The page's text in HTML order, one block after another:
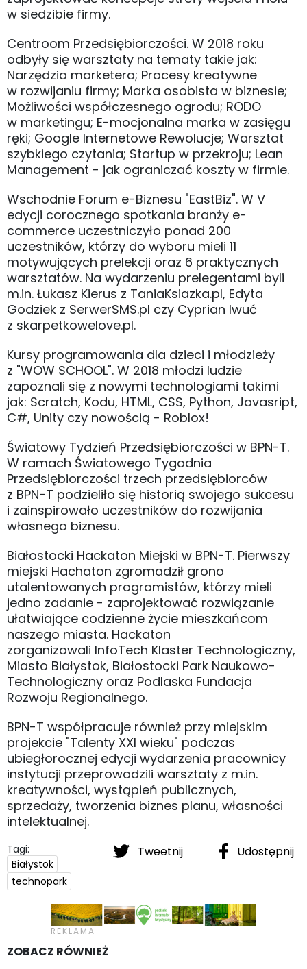
w siedzibie firmy.
Centroom Przedsiębiorczości. W 2018 roku
odbyły się warsztaty na tematy takie jak:
Narzędzia marketera; Procesy kreatywne
w rozwijaniu firmy; Marka osobista w biznesie;
Możliwości współczesnego ogrodu; RODO
w marketingu; E-mocjonalna marka w zasięgu
ręki; Google Internetowe Rewolucje; Warsztat
szybkiego czytania; Startup w przekroju; Lean
Management - jak ograniczać koszty w firmie.
Wschodnie Forum e-Biznesu "EastBiz". W V
edycji corocznego spotkania branży e-
commerce uczestniczyło ponad 200
uczestników, którzy do wyboru mieli 11
motywujących prelekcji oraz 6 praktycznych
warsztatów. Na wydarzeniu prelegentami byli
m.in. Łukasz Kierus z TaniaKsiazka.pl, Edyta
Godziek z SerwerSMS.pl czy Cyprian Iwuć
z skarpetkowelove.pl.
Kursy programowania dla dzieci i młodzieży
z "WOW SCHOOL". W 2018 młodzi ludzie
zapoznali się z nowymi technologiami takimi
jak: Scratch, Kodu, HTML, CSS, Python, Javasript,
C#, Unity czy nowością - Roblox!
Światowy Tydzień Przedsiębiorczości w BPN-T.
W ramach Światowego Tygodnia
Przedsiębiorczości trzech przedsiębiorców
z BPN-T podzieliło się historią swojego sukcesu
i zainspirowało uczestników do rozwijania
własnego biznesu.
Białostocki Hackaton Miejski w BPN-T. Pierwszy
miejski Hachaton zgromadził grono
utalentowanych programistów, którzy mieli
jedno zadanie - zaprojektować rozwiązanie
ułatwiające codzienne życie mieszkańcom
naszego miasta. Hackaton
zorganizowali InfoTech Klaster Technologiczny,
Miasto Białystok, Białostocki Park Naukowo-
Technologiczny oraz Podlaska Fundacja
Rozwoju Regionalnego.
BPN-T współpracuje również przy miejskim
projekcie "Talenty XXI wieku" podczas
ubiegłorocznej edycji wydarzenia pracownicy
instytucji przeprowadzili warsztaty z m.in.
kreatywności, wystąpień publicznych,
sprzedaży, tworzenia biznes planu, własności
intelektualnej.
Tweetnij Udostępnij
Tagi:
Białystok
technopark
ZOBACZ RÓWNIEŻ